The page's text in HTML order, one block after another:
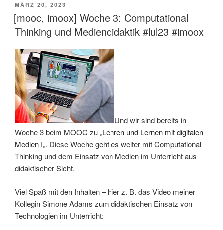
VERÖFFENTLICHT
AM
MÄRZ 20, 2023
[mooc, imoox] Woche 3: Computational
Thinking und Mediendidaktik #lul23 #imoox
Und wir sind bereits in
Woche 3 beim MOOC zu „Lehren und Lernen mit digitalen
Medien I„. Diese Woche geht es weiter mit Computational
Thinking und dem Einsatz von Medien im Unterricht aus
didaktischer Sicht.
Viel Spaß mit den Inhalten – hier z. B. das Video meiner
Kollegin Simone Adams zum didaktischen Einsatz von
Technologien im Unterricht: